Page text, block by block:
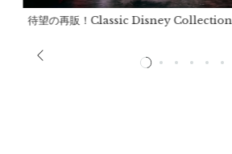
※移染しやすいので他の物と分けて洗って
※洗濯の際は付属部分を取り外して下さい。
※アイロンの際は当て布をご使用ください
待望の再販！Classic Disney Collection